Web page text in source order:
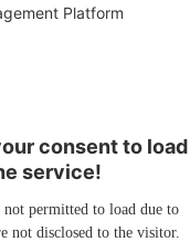
Platform
consent to load
service!
not permitted to load due to
not disclosed to the visitor.